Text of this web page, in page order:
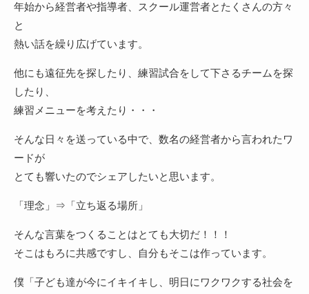
年始から経営者や指導者、スクール運営者とたくさんの方々
と
熱い話を繰り広げています。
他にも遠征先を探したり、練習試合をして下さるチームを探
したり、
練習メニューを考えたり・・・
そんな日々を送っている中で、数名の経営者から言われたワ
ードが
とても響いたのでシェアしたいと思います。
「理念」⇒「立ち返る場所」
そんな言葉をつくることはとても大切だ！！！
そこはもろに共感ですし、自分もそこは作っています。
僕「子ども達が今にイキイキし、明日にワクワクする社会を